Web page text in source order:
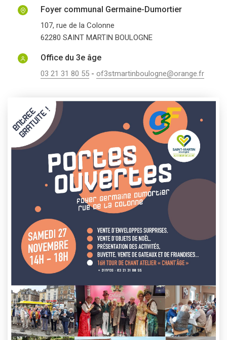
Foyer communal Germaine-Dumortier
107, rue de la Colonne
62280 SAINT MARTIN BOULOGNE
Office du 3e âge
03 21 31 80 55 - of3stmartinboulogne@orange.fr